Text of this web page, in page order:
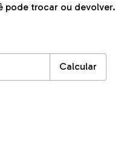
pode trocar ou devolver.
Calcular